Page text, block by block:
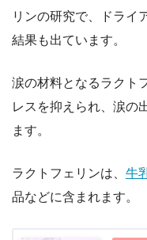
リンの研究で、ドライ
結果も出ています。
涙の材料となるラクト
レスを抑えられ、涙の
ます。
ラクトフェリンは、 牛
品などに含まれます。